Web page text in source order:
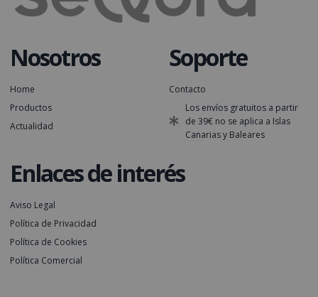
Nosotros
Home
Productos
Actualidad
Soporte
Contacto
Los envíos gratuitos a partir
de 39€ no se aplica a Islas
Canarias y Baleares
Enlaces de interés
Aviso Legal
Política de Privacidad
Política de Cookies
Política Comercial